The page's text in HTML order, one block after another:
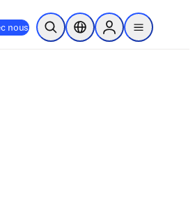
nous Ouvrir la recherche
Sélecteur de localisation
Sign in to products
menu